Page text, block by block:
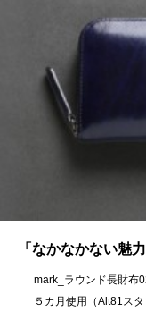
「なかなかない魅
mark_ラウンド長財布
５カ月使用（Alt81スタ